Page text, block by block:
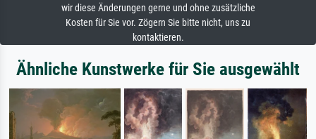
wir diese Änderungen gerne und ohne zusätzliche
Kosten für Sie vor. Zögern Sie bitte nicht, uns zu
kontaktieren.
Ähnliche Kunstwerke für Sie ausgewählt